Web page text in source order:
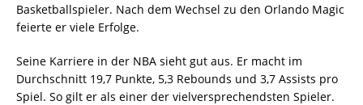
Basketballspieler. Nach dem Wechsel zu den Orlando Magic
feierte er viele Erfolge.
Seine Karriere in der NBA sieht gut aus. Er macht im
Durchschnitt 19,7 Punkte, 5,3 Rebounds und 3,7 Assists pro
Spiel. So gilt er als einer der vielversprechendsten Spieler.